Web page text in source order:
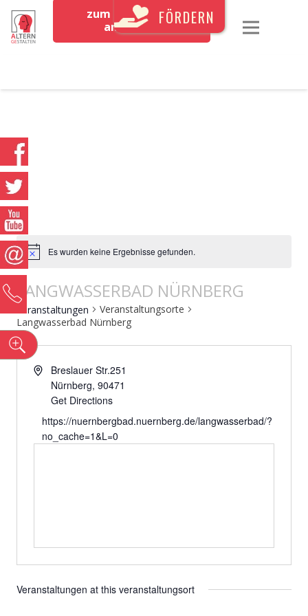
zum Newsletter
anmeldenFÖRDERN
Es wurden keine Ergebnisse gefunden.
LANGWASSERBAD NÜRNBERG
Veranstaltungen
Veranstaltungsorte
Langwasserbad Nürnberg
Breslauer Str.251
Nürnberg, 90471
Get Directions
https://nuernbergbad.nuernberg.de/langwasserbad/?
no_cache=1&L=0
Veranstaltungen at this veranstaltungsort